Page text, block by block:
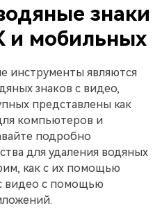
знаки
и мобильных
инструменты являются
знаков с видео,
представлены как
компьютеров и
подробно
для удаления водяных
как с их помощью
видео с помощью